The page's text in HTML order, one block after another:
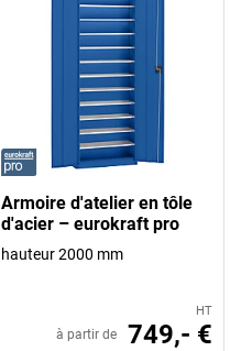
Armoire d'atelier en tôle
d'acier – eurokraft pro
hauteur 2000 mm
HT
à partir de 749,- €